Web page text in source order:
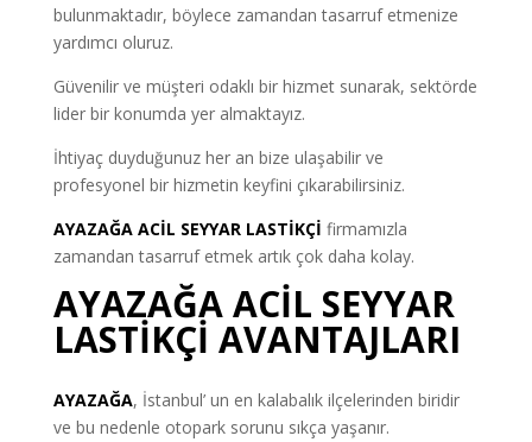
bulunmaktadır, böylece zamandan tasarruf etmenize
yardımcı oluruz.
Güvenilir ve müşteri odaklı bir hizmet sunarak, sektörde
lider bir konumda yer almaktayız.
İhtiyaç duyduğunuz her an bize ulaşabilir ve
profesyonel bir hizmetin keyfini çıkarabilirsiniz.
AYAZAĞA ACİL SEYYAR LASTİKÇİ firmamızla
zamandan tasarruf etmek artık çok daha kolay.
AYAZAĞA ACİL SEYYAR
LASTİKÇİ AVANTAJLARI
AYAZAĞA, İstanbul’ un en kalabalık ilçelerinden biridir
ve bu nedenle otopark sorunu sıkça yaşanır.